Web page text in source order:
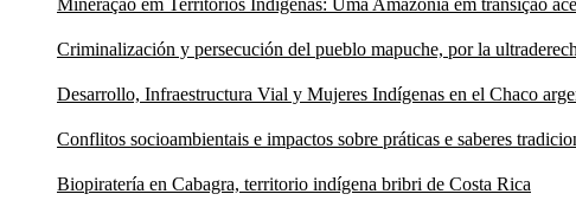
Mineração em Territórios Indígenas: Uma Amazônia em transição
Criminalización y persecución del pueblo mapuche, por la
Desarrollo, Infraestructura Vial y Mujeres Indígenas en el Chaco
Conflitos socioambientais e impactos sobre práticas e saberes
Biopiratería en Cabagra, territorio indígena bribri de Costa Rica